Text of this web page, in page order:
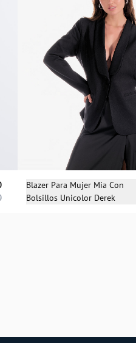
Selecciona una talla
M L
Blazer Para Mujer Mia Con
Bolsillos Unicolor Derek